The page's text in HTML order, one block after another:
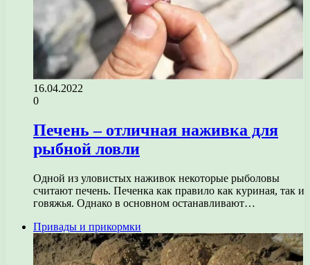
16.04.2022
0
Печень – отличная наживка для
рыбной ловли
Одной из уловистых наживок некоторые рыболовы
считают печень. Печенка как правило как куриная, так и
говяжья. Однако в основном останавливают…
Привады и прикормки